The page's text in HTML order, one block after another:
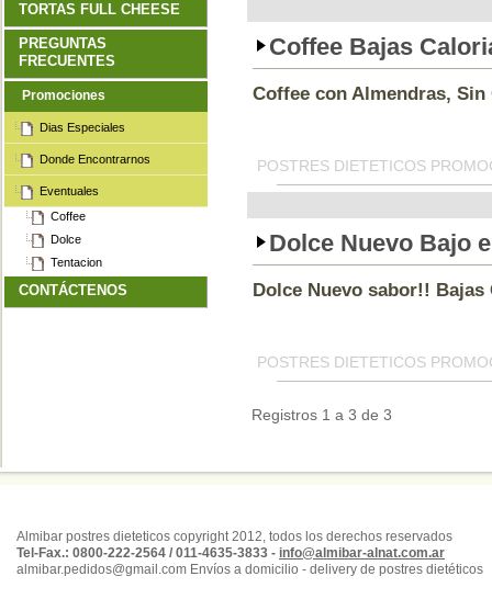
Coffee Bajas
Coffee con Almendras, Sin
POSTRES DIETETICOS
Dolce Nuevo Bajo
Dolce Nuevo sabor!! Bajas
POSTRES DIETETICOS
Registros 1 a 3 de 3
TORTAS FULL CHEESE
PREGUNTAS
FRECUENTES
Promociones
Dias Especiales
Donde Encontrarnos
Eventuales
Coffee
Dolce
Tentacion
CONTÁCTENOS
Almibar postres dieteticos copyright 2012, todos los derechos reservados
Tel-Fax.: 0800-222-2564 / 011-4635-3833 - info@almibar-alnat.com.ar
almibar.pedidos@gmail.com Envíos a domicilio - delivery de postres dietéticos